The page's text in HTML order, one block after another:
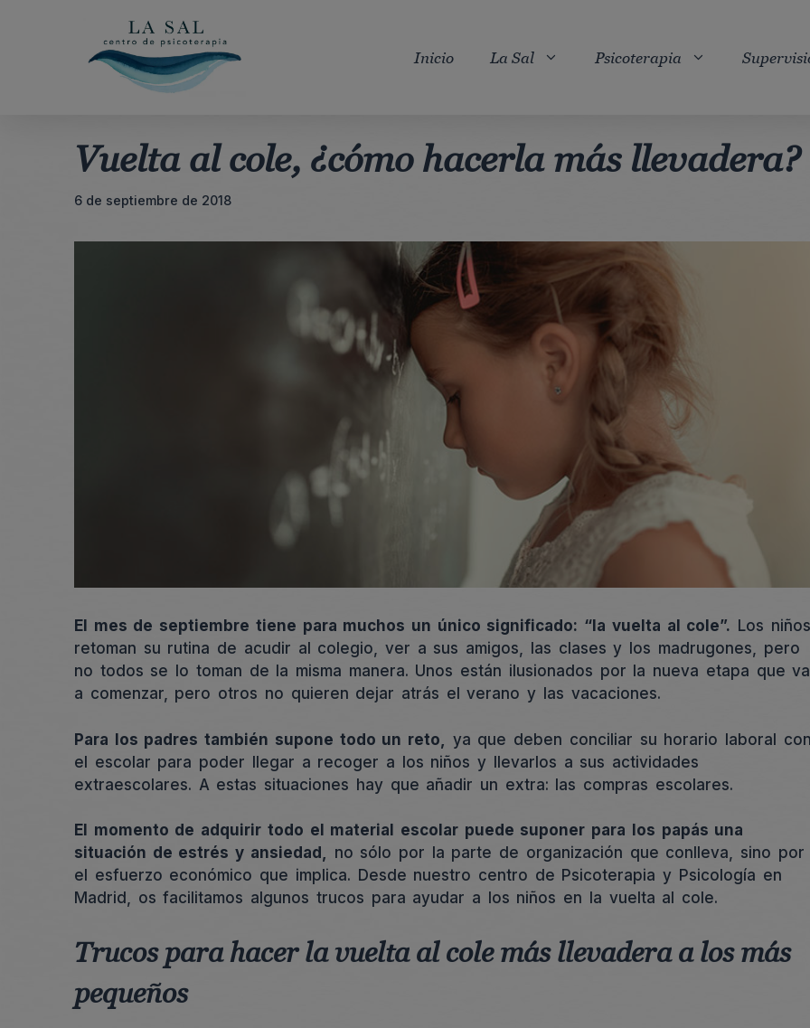
Inicio La Sal Psicoterapia
Vuelta al cole, ¿cómo hacerla más llevadera?
6 de septiembre de 2018
El mes de septiembre tiene para muchos un único significado: “la vuelta al cole”. Los niños
retoman su rutina de acudir al colegio, ver a sus amigos, las clases y los madrugones, pero
no todos se lo toman de la misma manera. Unos están ilusionados por la nueva etapa que va
a comenzar, pero otros no quieren dejar atrás el verano y las vacaciones.
Para los padres también supone todo un reto,
ya que deben conciliar su horario laboral
el escolar para poder llegar a recoger a los niños y llevarlos a sus actividades
extraescolares. A estas situaciones hay que añadir un extra: las compras escolares.
El momento de adquirir todo el material escolar puede suponer para los papás una
situación de estrés y ansiedad, no sólo por la parte de organización que conlleva, sino por
el esfuerzo económico que implica. Desde nuestro centro de Psicoterapia y Psicología en
Madrid, os facilitamos algunos trucos para ayudar a los niños en la vuelta al cole.
Trucos para hacer la vuelta al cole más llevadera a los más
pequeños